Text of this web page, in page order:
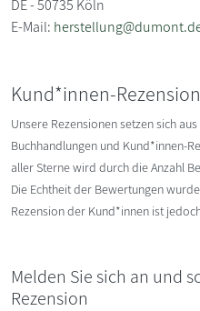
DE - 50735 Köln
E-Mail:
Kund*innen-
Unsere Rezensionen setzen sich
Buchhandlungen und Kund*innen-
aller Sterne wird durch die Anzahl
Die Echtheit der Bewertungen
Rezension der Kund*innen ist
Melden Sie sich an und
Rezension